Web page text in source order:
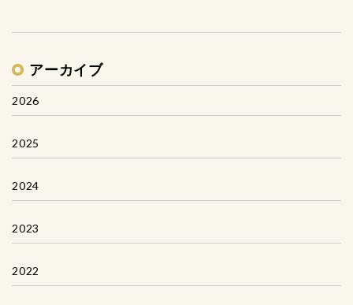
アーカイブ
2026
2025
2024
2023
2022